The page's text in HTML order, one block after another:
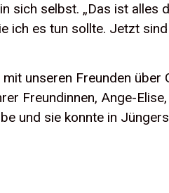
sich selbst. „Das ist alles
ich es tun sollte. Jetzt
unseren Freunden über
Freundinnen, Ange-
und sie konnte in